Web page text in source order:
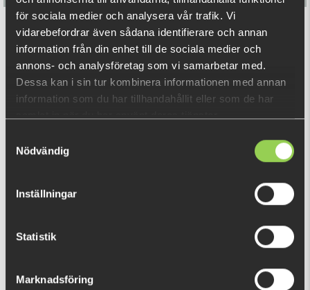
för sociala medier och analysera vår trafik. Vi
vidarebefordrar även sådana identifierare och annan
information från din enhet till de sociala medier och
annons- och analysföretag som vi samarbetar med.
Dessa kan i sin tur kombinera informationen med annan
information som du har tillhandahållit eller som de har
Nödvändig
Inställningar
Statistik
Marknadsföring
Flatnose Mini 9cm, 10-pack
€12.68
RELATED PRODUCTS